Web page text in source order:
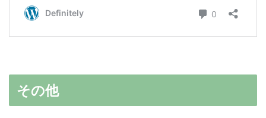
その他